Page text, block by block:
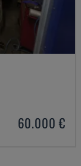
60.000 €